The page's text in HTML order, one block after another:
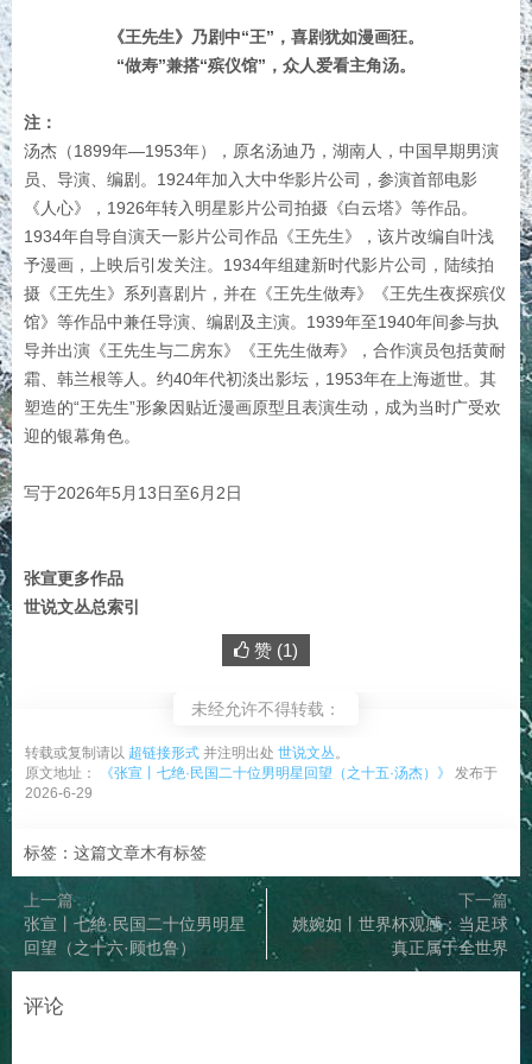
《王先生》乃剧中“王”，喜剧犹如漫画狂。
“做寿”兼搭“殡仪馆”，众人爱看主角汤。
注：
汤杰（1899年—1953年），原名汤迪乃，湖南人，中国早期男演
员、导演、编剧。1924年加入大中华影片公司，参演首部电影
《人心》，1926年转入明星影片公司拍摄《白云塔》等作品。
1934年自导自演天一影片公司作品《王先生》，该片改编自叶浅
予漫画，上映后引发关注。1934年组建新时代影片公司，陆续拍
摄《王先生》系列喜剧片，并在《王先生做寿》《王先生夜探殡仪
馆》等作品中兼任导演、编剧及主演。1939年至1940年间参与执
导并出演《王先生与二房东》《王先生做寿》，合作演员包括黄耐
霜、韩兰根等人。约40年代初淡出影坛，1953年在上海逝世。其
塑造的“王先生”形象因贴近漫画原型且表演生动，成为当时广受欢
迎的银幕角色。
写于2026年5月13日至6月2日
张宣更多作品
世说文丛总索引
赞 (1)
未经允许不得转载：
转载或复制请以 超链接形式 并注明出处 世说文丛。
原文地址：
《张宣丨七绝·民国二十位男明星回望（之十五·汤杰）》
发布于
2026-6-29
标签：这篇文章木有标签
上一篇
张宣丨七绝·民国二十位男明星
回望（之十六·顾也鲁）
下一篇
姚婉如丨世界杯观感：当足球
真正属于全世界
评论